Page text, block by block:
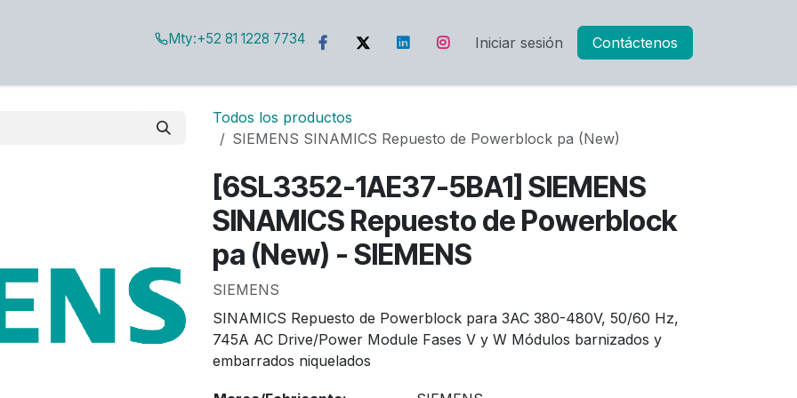
Mty:+52 81 1228 7734 Iniciar sesión Contáctenos
Todos los productos
SIEMENS SINAMICS Repuesto de Powerblock pa (New)
[6SL3352-1AE37-5BA1] SIEMENS
SINAMICS Repuesto de Powerblock
pa (New) - SIEMENS
SIEMENS
SINAMICS Repuesto de Powerblock para 3AC 380-480V, 50/60 Hz,
745A AC Drive/Power Module Fases V y W Módulos barnizados y
embarrados niquelados